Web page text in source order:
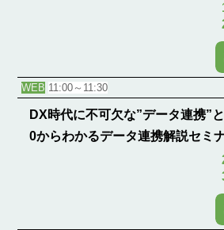
WEB 11:00～11:30
DX時代に不可欠な”データ連携”
0からわかるデータ連携解説セミ